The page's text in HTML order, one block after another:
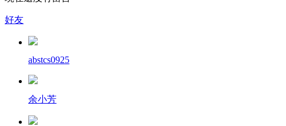
好友
abstcs0925
余小芳